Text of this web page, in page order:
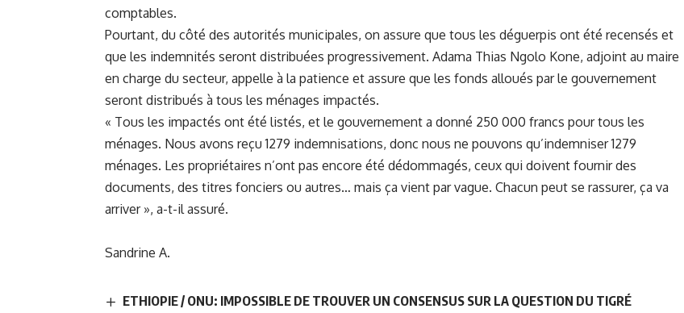
comptables.
Pourtant, du côté des autorités municipales, on assure que tous les déguerpis ont été recensés et
que les indemnités seront distribuées progressivement. Adama Thias Ngolo Kone, adjoint au maire
en charge du secteur, appelle à la patience et assure que les fonds alloués par le gouvernement
seront distribués à tous les ménages impactés.
« Tous les impactés ont été listés, et le gouvernement a donné 250 000 francs pour tous les
ménages. Nous avons reçu 1279 indemnisations, donc nous ne pouvons qu’indemniser 1279
ménages. Les propriétaires n’ont pas encore été dédommagés, ceux qui doivent fournir des
documents, des titres fonciers ou autres… mais ça vient par vague. Chacun peut se rassurer, ça va
arriver », a-t-il assuré.
Sandrine A.
ETHIOPIE / ONU: IMPOSSIBLE DE TROUVER UN CONSENSUS SUR LA QUESTION DU TIGRÉ